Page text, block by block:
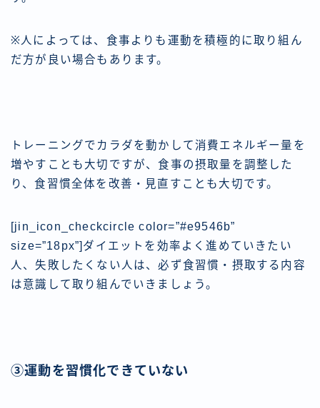
※人によっては、食事よりも運動を積極的に取り組ん
だ方が良い場合もあります。
トレーニングでカラダを動かして消費エネルギー量を
増やすことも大切ですが、食事の摂取量を調整した
り、食習慣全体を改善・見直すことも大切です。
[jin_icon_checkcircle color=”#e9546b”
size=”18px”]ダイエットを効率よく進めていきたい
人、失敗したくない人は、必ず食習慣・摂取する内容
は意識して取り組んでいきましょう。
③運動を習慣化できていない